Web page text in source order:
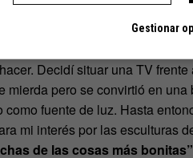
en una exposición. “Tuve
Decidí situar una TV
pero se convirtió en
fuente de luz. Hasta
mi interés por las esculturas
de las cosas más
Gestionar